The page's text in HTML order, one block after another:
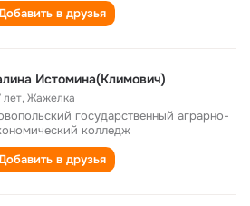
в друзья
Истомина(Климович)
лет,Жажелка
государственный аграрно-
колледж
в друзья